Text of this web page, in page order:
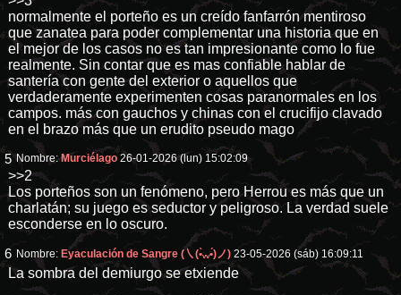
normalmente el porteño es un creído fanfarrón mentiroso
que zanatea para poder complementar una historia que en
el mejor de los casos no es tan impresionante como lo fue
realmente. Sin contar que es mas confiable hablar de
santería con gente del exterior o aquellos que
verdaderamente experimenten cosas paranormales en los
campos. más con gauchos y chinas con el crucifijo clavado
en el brazo más que un erudito pseudo mago
5 Nombre:Murciélago 26-01-2026 (lun) 15:02:09
>>2
Los porteños son un fenómeno, pero Herrou es más que un
charlatán; su juego es seductor y peligroso. La verdad suele
esconderse en lo oscuro.
6 Nombre: Eyaculación de Sangre (㇏(•̀ᵥᵥ•́)ノ) 23-05-2026 (sáb) 16:09:11
La sombra del demiurgo se etxiende